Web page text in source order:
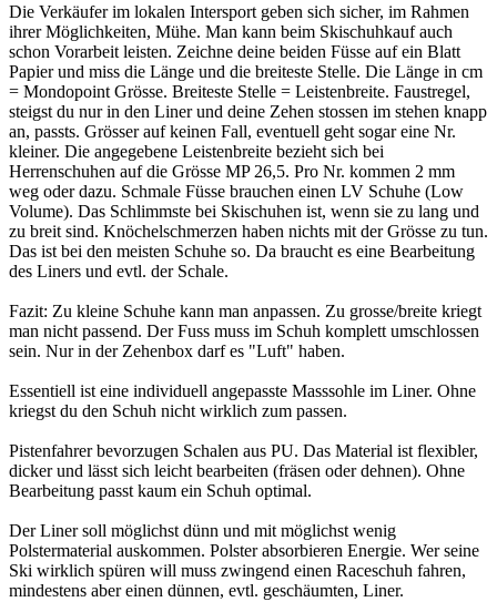
Die Verkäufer im lokalen Intersport geben sich sicher, im Rahmen
ihrer Möglichkeiten, Mühe. Man kann beim Skischuhkauf auch
schon Vorarbeit leisten. Zeichne deine beiden Füsse auf ein Blatt
Papier und miss die Länge und die breiteste Stelle. Die Länge in cm
= Mondopoint Grösse. Breiteste Stelle = Leistenbreite. Faustregel,
steigst du nur in den Liner und deine Zehen stossen im stehen knapp
an, passts. Grösser auf keinen Fall, eventuell geht sogar eine Nr.
kleiner. Die angegebene Leistenbreite bezieht sich bei
Herrenschuhen auf die Grösse MP 26,5. Pro Nr. kommen 2 mm
weg oder dazu. Schmale Füsse brauchen einen LV Schuhe (Low
Volume). Das Schlimmste bei Skischuhen ist, wenn sie zu lang und
zu breit sind. Knöchelschmerzen haben nichts mit der Grösse zu tun.
Das ist bei den meisten Schuhe so. Da braucht es eine Bearbeitung
des Liners und evtl. der Schale.
Fazit: Zu kleine Schuhe kann man anpassen. Zu grosse/breite kriegt
man nicht passend. Der Fuss muss im Schuh komplett umschlossen
sein. Nur in der Zehenbox darf es "Luft" haben.
Essentiell ist eine individuell angepasste Masssohle im Liner. Ohne
kriegst du den Schuh nicht wirklich zum passen.
Pistenfahrer bevorzugen Schalen aus PU. Das Material ist flexibler,
dicker und lässt sich leicht bearbeiten (fräsen oder dehnen). Ohne
Bearbeitung passt kaum ein Schuh optimal.
Der Liner soll möglichst dünn und mit möglichst wenig
Polstermaterial auskommen. Polster absorbieren Energie. Wer seine
Ski wirklich spüren will muss zwingend einen Raceschuh fahren,
mindestens aber einen dünnen, evtl. geschäumten, Liner.